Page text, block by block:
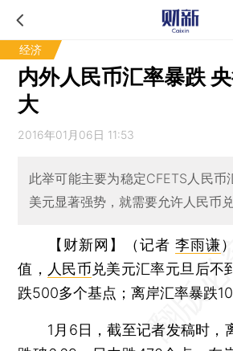
经济
内外人民币汇率暴跌
大
2016年01月06日 11:53
此举可能主要为稳定CFETS人民币
美元显著强势，就需要允许人民币
【财新网】（记者 李雨谦）
值， 人民币 兑美元汇率元旦后不
跌500多个基点；离岸汇率暴跌
1月6日，截至记者发稿时，